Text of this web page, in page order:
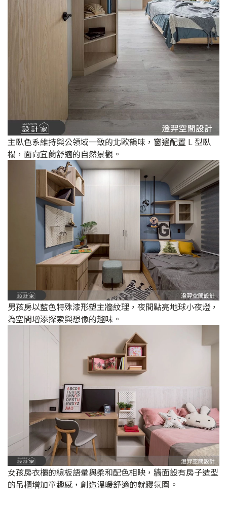
主臥色系維持與公領域一致的北歐韻味，窗邊配置 L 型臥
榻，面向宜蘭舒適的自然景觀。
男孩房以藍色特殊漆形塑主牆紋理，夜間點亮地球小夜燈，
為空間增添探索與想像的趣味。
女孩房衣櫃的線板語彙與柔和配色相映，牆面設有房子造型
的吊櫃增加童趣感，創造溫暖舒適的就寢氛圍。